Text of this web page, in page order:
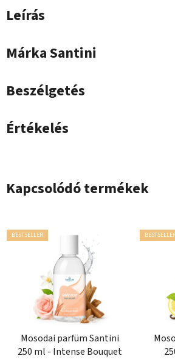
Leírás
MárkaSantini
Beszélgetés
Értékelés
Kapcsolódó termékek
BESTSELLER
Mosodai parfüm Santini
250 ml - Intense Bouquet